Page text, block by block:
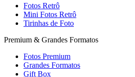
Fotos Retrô
Mini Fotos Retrô
Tirinhas de Foto
Premium & Grandes Formatos
Fotos Premium
Grandes Formatos
Gift Box